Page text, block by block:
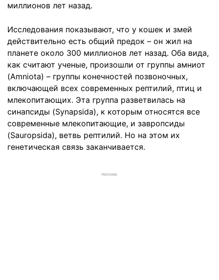
миллионов лет назад.
Исследования показывают, что у кошек и змей
действительно есть общий предок – он жил на
планете около 300 миллионов лет назад. Оба вида,
как считают ученые, произошли от группы амниот
(Amniota) – группы конечностей позвоночных,
включающей всех современных рептилий, птиц и
млекопитающих. Эта группа разветвилась на
синапсиды (Synapsida), к которым относятся все
современные млекопитающие, и завропсиды
(Sauropsida), ветвь рептилий. Но на этом их
генетическая связь заканчивается.
РЕКЛАМА